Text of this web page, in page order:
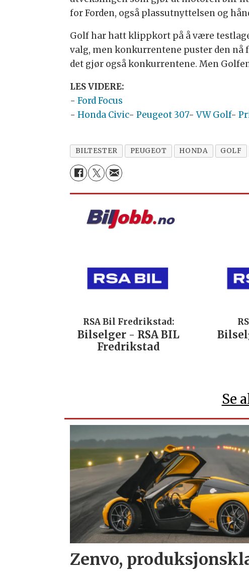
for Forden, også plassutnyttelsen og
Golf har hatt klippkort på å være
valg, men konkurrentene puster den nå
det gjør også konkurrentene. Men
LES VIDERE:
-Ford Focus
-Honda Civic-Peugeot 307-VW Golf-
BILTESTER PEUGEOT HONDA GOLF
RSA Bil Fredrikstad:
Bilselger - RSA BIL
Fredrikstad
Se
Zenvo,